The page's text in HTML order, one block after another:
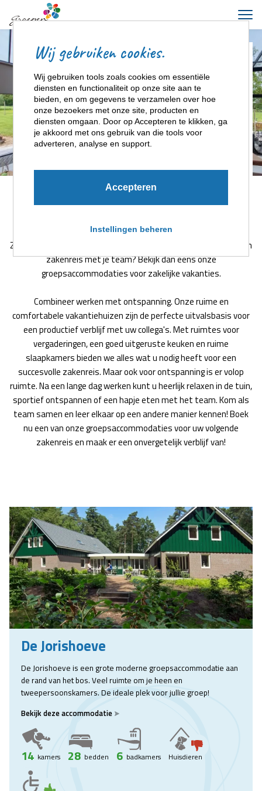
ZOEK & BOEK
2 personen
ZOEKEN
Zakelijk
Zoekt je naar een geschikte accommodatie in Overijssel voor een
zakenreis met je team? Bekijk dan eens onze
groepsaccommodaties voor zakelijke vakanties.
Combineer werken met ontspanning. Onze ruime en
comfortabele vakantiehuizen zijn de perfecte uitvalsbasis voor
een productief verblijf met uw collega's. Met ruimtes voor
vergaderingen, een goed uitgeruste keuken en ruime
slaapkamers bieden we alles wat u nodig heeft voor een
succesvolle zakenreis. Maar ook voor ontspanning is er volop
ruimte. Na een lange dag werken kunt u heerlijk relaxen in de tuin,
sportief ontspannen of een hapje eten met het team. Kom als
team samen en leer elkaar op een andere manier kennen! Boek
nu een van onze groepsaccommodaties voor uw volgende
zakenreis en maak er een onvergetelijk verblijf van!
De Jorishoeve
De Jorishoeve is een grote moderne groepsaccommodatie aan
de rand van het bos. Veel ruimte om je heen en
tweepersoonskamers. De ideale plek voor jullie groep!
Bekijk deze accommodatie
14 kamers 28 bedden 6 badkamers Huisdieren
Wij gebruiken cookies.
Wij gebruiken tools zoals cookies om essentiële
diensten en functionaliteit op onze site aan te
bieden, en om gegevens te verzamelen over hoe
onze bezoekers met onze site, producten en
diensten omgaan. Door op Accepteren te klikken, ga
je akkoord met ons gebruik van die tools voor
adverteren, analyse en support.
Accepteren
Instellingen beheren